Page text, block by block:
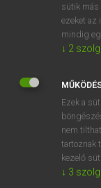
sütik más
ezeket az
mindig
↓ 2
Ezek a
nem
tartoznak
kezelő
↓ 3